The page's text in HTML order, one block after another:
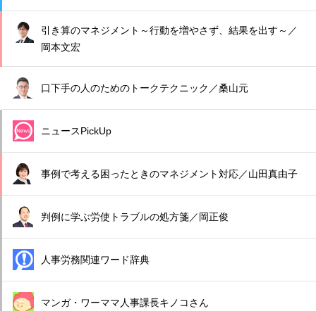
引き算のマネジメント～行動を増やさず、結果を出す～／
岡本文宏
口下手の人のためのトークテクニック／桑山元
ニュースPickUp
事例で考える困ったときのマネジメント対応／山田真由子
判例に学ぶ労使トラブルの処方箋／岡正俊
人事労務関連ワード辞典
マンガ・ワーママ人事課長キノコさん